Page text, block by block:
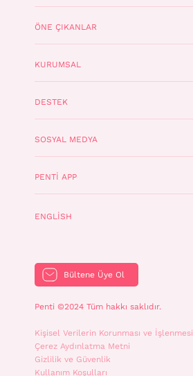
ÖNE ÇIKANLAR
KURUMSAL
DESTEK
SOSYAL MEDYA
PENTI APP
ENGLISH
Bültene Üye Ol
Penti ©2024 Tüm hakkı saklıdır.
Kişisel Verilerin Korunması ve İşlenmesi
Çerez Aydınlatma Metni
Gizlilik ve Güvenlik
Kullanım Koşulları